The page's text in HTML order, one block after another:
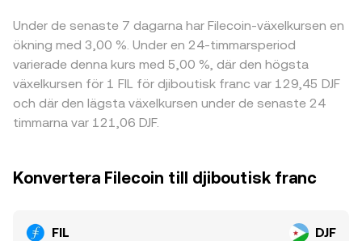
Under de senaste 7 dagarna har Filecoin-växelkursen en
ökning med 3,00 %. Under en 24-timmarsperiod
varierade denna kurs med 5,00 %, där den högsta
växelkursen för 1 FIL för djiboutisk franc var 129,45 DJF
och där den lägsta växelkursen under de senaste 24
timmarna var 121,06 DJF.
Konvertera Filecoin till djiboutisk franc
FIL DJF